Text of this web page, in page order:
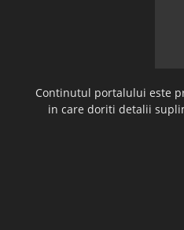
Continutul portalului este
in care doriti detalii